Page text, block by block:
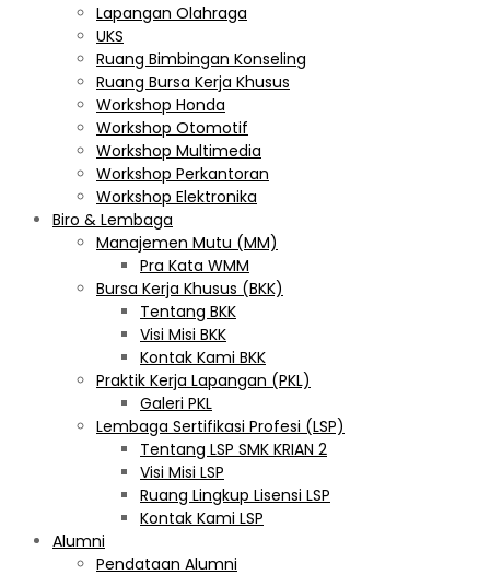
Lapangan Olahraga
UKS
Ruang Bimbingan Konseling
Ruang Bursa Kerja Khusus
Workshop Honda
Workshop Otomotif
Workshop Multimedia
Workshop Perkantoran
Workshop Elektronika
Biro & Lembaga
Manajemen Mutu (MM)
Pra Kata WMM
Bursa Kerja Khusus (BKK)
Tentang BKK
Visi Misi BKK
Kontak Kami BKK
Praktik Kerja Lapangan (PKL)
Galeri PKL
Lembaga Sertifikasi Profesi (LSP)
Tentang LSP SMK KRIAN 2
Visi Misi LSP
Ruang Lingkup Lisensi LSP
Kontak Kami LSP
Alumni
Pendataan Alumni